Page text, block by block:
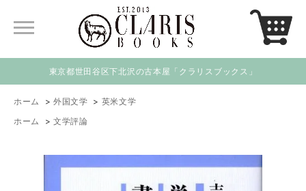
東京都世田谷区下北沢の古本屋「クラリスブックス」
ホーム > 外国文学 > 英米文学
ホーム
> 文学評論